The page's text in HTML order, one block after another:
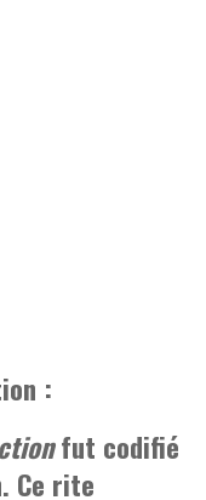
:
fut codifié
Ce rite